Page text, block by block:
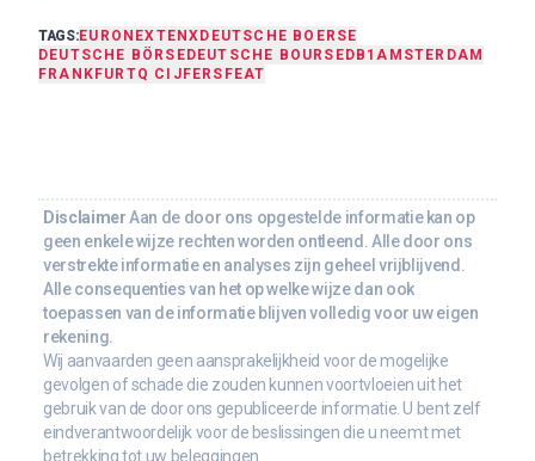
TAGS:EURONEXT ENX DEUTSCHE BOERSE
DEUTSCHE BÖRSE DEUTSCHE BOURSE DB1AMSTERDAM
FRANKFURTQ CIJFERS FEAT
Disclaimer Aan de door ons opgestelde informatie kan op
geen enkele wijze rechten worden ontleend. Alle door ons
verstrekte informatie en analyses zijn geheel vrijblijvend.
Alle consequenties van het op welke wijze dan ook
toepassen van de informatie blijven volledig voor uw eigen
rekening.
Wij aanvaarden geen aansprakelijkheid voor de mogelijke
gevolgen of schade die zouden kunnen voortvloeien uit het
gebruik van de door ons gepubliceerde informatie. U bent zelf
eindverantwoordelijk voor de beslissingen die u neemt met
betrekking tot uw beleggingen.